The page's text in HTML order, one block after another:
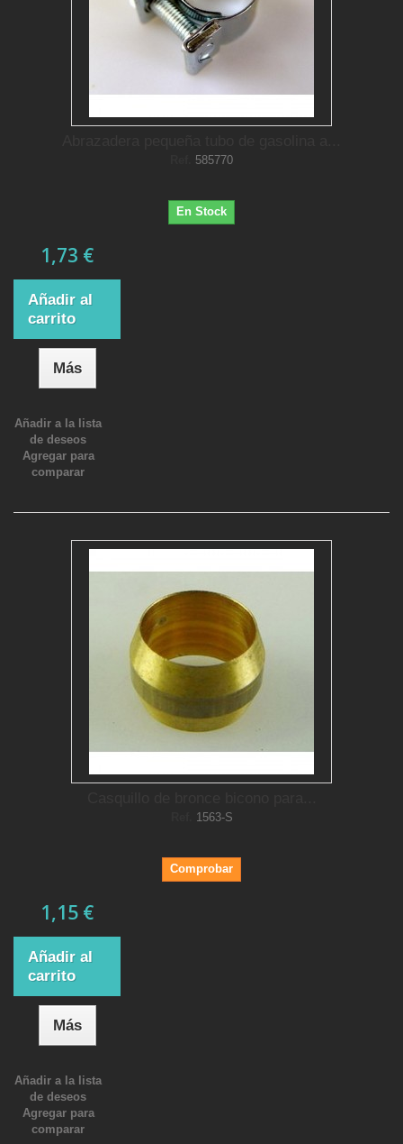
585770
En Stock
1,73 €
Añadir al
carrito
Más
Añadir a la lista
de deseos
Agregar para
comparar
1563-S
Comprobar
1,15 €
Añadir al
carrito
Más
Añadir a la lista
de deseos
Agregar para
comparar